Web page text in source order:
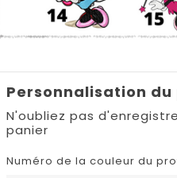
Personnalisation
N'oubliez pas
panier
Numéro de la couleur du